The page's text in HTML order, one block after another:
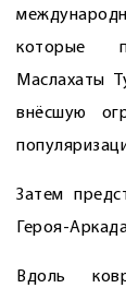
которые
Маслахаты
внёсшую
Затем
Героя-­
Вдоль